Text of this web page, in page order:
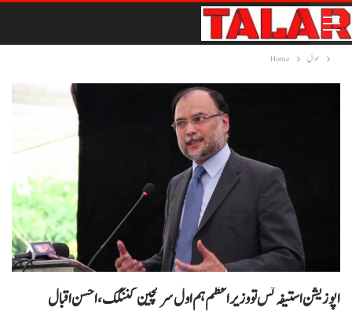
Home حوال
اپوزیشن استیفہ تس تو وزیر اعظم ہم اول سر گچین کننگک،احسن اقبال